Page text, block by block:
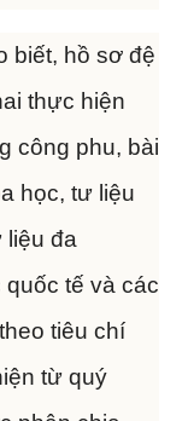
biết, hồ sơ đệ
thực hiện
công phu, bài
học, tư liệu
liệu đa
tế và các
tiêu chí
từ quý